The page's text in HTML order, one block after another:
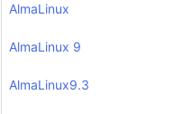
AlmaLinux
AlmaLinux 9
AlmaLinux9.3